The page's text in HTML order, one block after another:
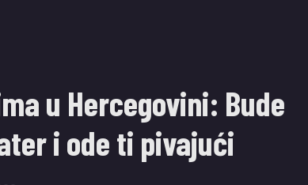
u Hercegovini: Bude
i ode ti pivajući